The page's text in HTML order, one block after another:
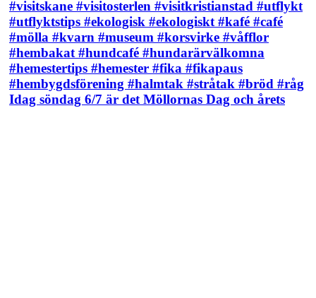
Idag söndag 6/7 är det Möllornas Dag och årets